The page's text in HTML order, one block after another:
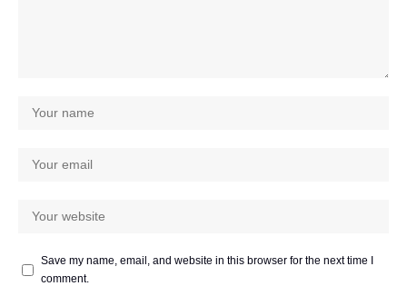
Save my name, email, and website in this browser for the next time I
comment.